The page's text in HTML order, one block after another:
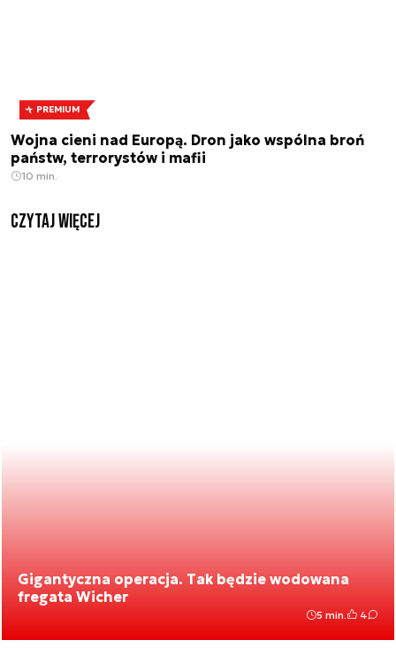
PREMIUM
Wojna cieni nad Europą. Dron jako wspólna broń
państw, terrorystów i mafii
10 min.
czytaj więcej
Gigantyczna operacja. Tak będzie wodowana
fregata Wicher
5 min. 4